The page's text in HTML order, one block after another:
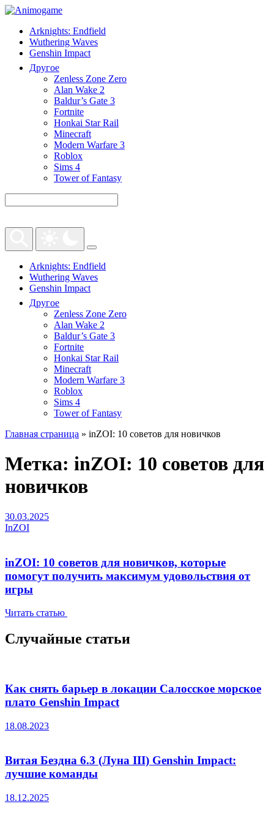
Arknights: Endfield
Wuthering Waves
Genshin Impact
Другое
Zenless Zone Zero
Alan Wake 2
Baldur’s Gate 3
Fortnite
Honkai Star Rail
Minecraft
Modern Warfare 3
Roblox
Sims 4
Tower of Fantasy
Arknights: Endfield
Wuthering Waves
Genshin Impact
Другое
Zenless Zone Zero
Alan Wake 2
Baldur’s Gate 3
Fortnite
Honkai Star Rail
Minecraft
Modern Warfare 3
Roblox
Sims 4
Tower of Fantasy
Главная страница » inZOI: 10 советов для новичков
Метка: inZOI: 10 советов для
новичков
30.03.2025
InZOI
inZOI: 10 советов для новичков, которые
помогут получить максимум удовольствия от
игры
Читать статью
Случайные статьи
Как снять барьер в локации Салосское морское
плато Genshin Impact
18.08.2023
Витая Бездна 6.3 (Луна III) Genshin Impact:
лучшие команды
18.12.2025